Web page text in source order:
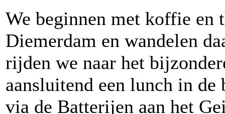
We beginnen met koffie en
Diemerdam en wandelen
rijden we naar het
aansluitend een lunch in
via de Batterijen aan het